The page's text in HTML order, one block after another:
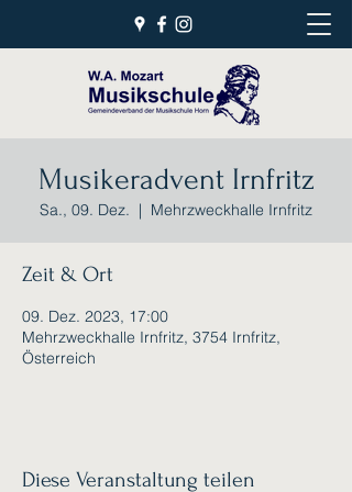
Musikeradvent Irnfritz
Sa., 09. Dez.
  |
Mehrzweckhalle Irnfritz
Zeit & Ort
09. Dez. 2023, 17:00
Mehrzweckhalle Irnfritz, 3754 Irnfritz,
Österreich
Diese Veranstaltung teilen